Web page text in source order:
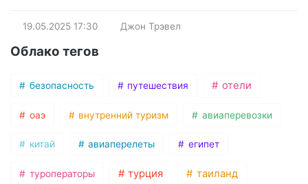
19.05.2025 17:30 Джон Трэвел
Облако тегов
безопасность путешествия отели
оаэ внутренний туризм авиаперевозки
китай авиаперелеты египет
туроператоры турция таиланд